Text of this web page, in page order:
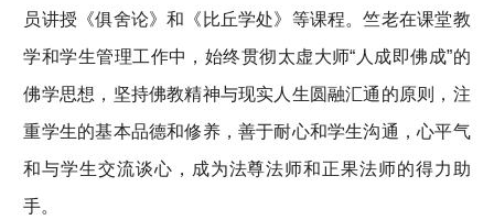
员讲授《俱舍论》和《比丘学处》等课程。竺老在课堂教
学和学生管理工作中，始终贯彻太虚大师“人成即佛成”的
佛学思想，坚持佛教精神与现实人生圆融汇通的原则，注
重学生的基本品德和修养，善于耐心和学生沟通，心平气
和与学生交流谈心，成为法尊法师和正果法师的得力助
手。